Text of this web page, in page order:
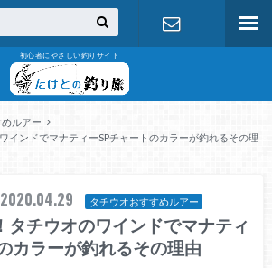
初心者にやさしい釣りサイト
ルアー
インドでマナティーSPチャートのカラーが釣れるその理
2020.04.29 タチウオおすすめルアー
タチウオのワインドでマナティ
カラーが釣れるその理由